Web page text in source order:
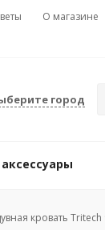
О магазине
город
кровать